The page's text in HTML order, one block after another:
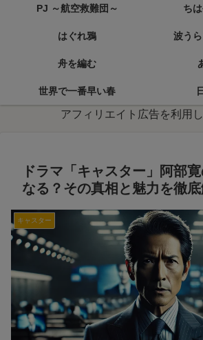
PJ ～航空救難団～ ち
はぐれ鴉 波う
舟を編む
世界で一番早い春
アフィリエイト広告を利用
ドラマ「キャスター」阿部
なる？その真相と魅力を徹
キャスター